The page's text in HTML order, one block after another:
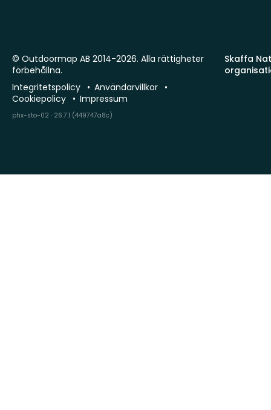
Skaffa
© Outdoormap AB 2014-2026. Alla rättigheter
förbehållna.
Integritetspolicy
Användarvillkor
Cookiepolicy
Impressum
phx-sto-02 · 26.7.1 (449747a8c)